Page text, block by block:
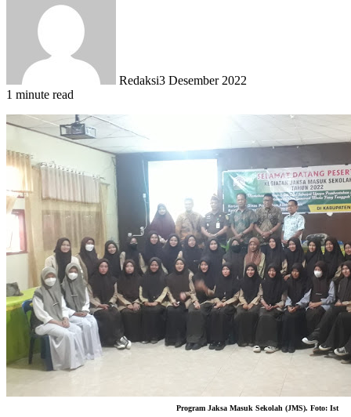
Redaksi3 Desember 2022
1 minute read
Program Jaksa Masuk Sekolah (JMS). Foto: Ist